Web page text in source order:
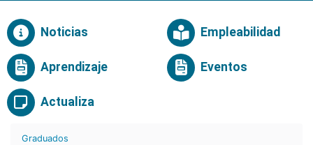
Noticias Empleabilidad
Aprendizaje Eventos
Actualiza
Graduados